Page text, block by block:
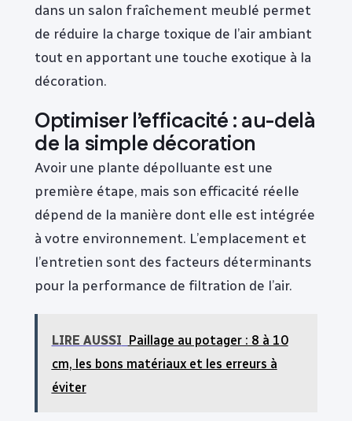
dans un salon fraîchement meublé permet
de réduire la charge toxique de l’air ambiant
tout en apportant une touche exotique à la
décoration.
Optimiser l’efficacité : au-delà
de la simple décoration
Avoir une plante dépolluante est une
première étape, mais son efficacité réelle
dépend de la manière dont elle est intégrée
à votre environnement. L’emplacement et
l’entretien sont des facteurs déterminants
pour la performance de filtration de l’air.
LIRE AUSSI Paillage au potager : 8 à 10
cm, les bons matériaux et les erreurs à
éviter